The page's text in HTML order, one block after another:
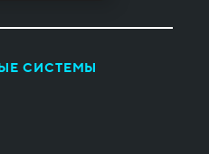
СИСТЕМЫ